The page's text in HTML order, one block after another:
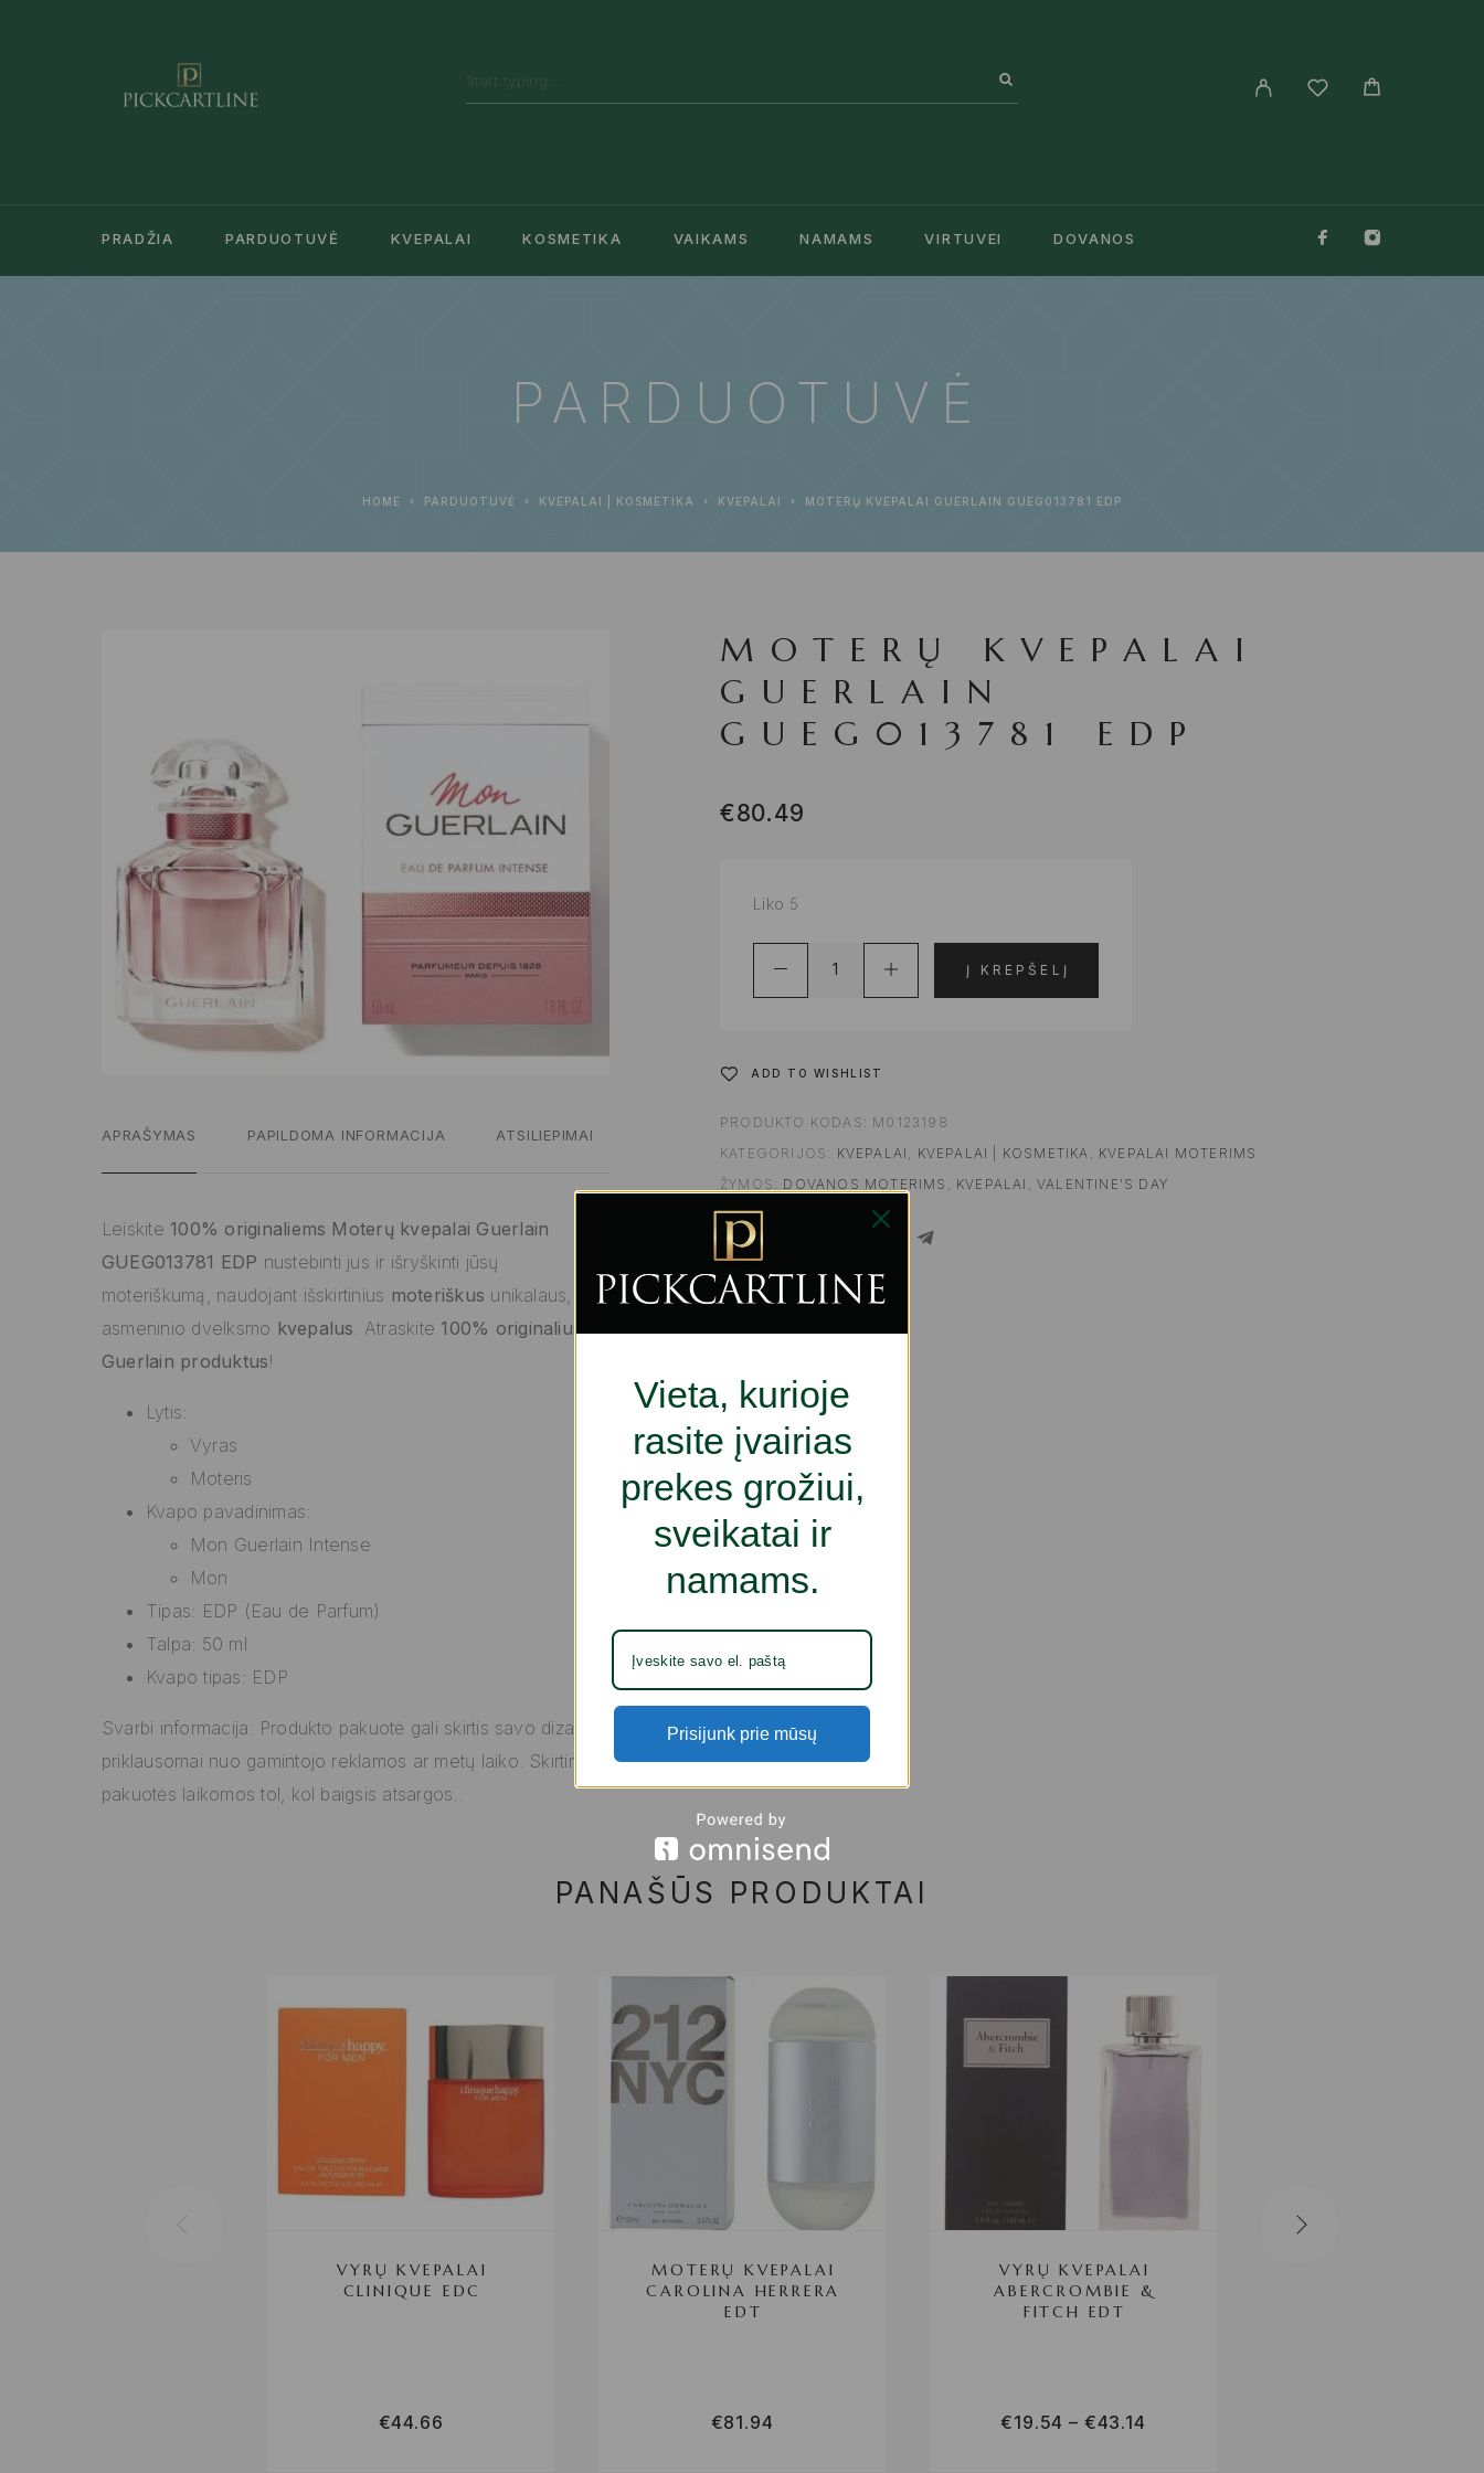
PRADŽIA PARDUOTUVĖ KVEPALAI KOSMETIKA VAIKAMS NAMAMS VIRTUVEI DOVANOS
PARDUOTUVĖ
HOME PARDUOTUVĖ KVEPALAI | KOSMETIKA KVEPALAI MOTERŲ KVEPALAI GUERLAIN GUEG013781 EDP
APRAŠYMAS PAPILDOMA INFORMACIJA ATSILIEPIMAI
Leiskite 100% originaliems Moterų kvepalai Guerlain
GUEG013781 EDP nustebinti jus ir išryškinti jūsų
moteriškumą, naudojant išskirtinius moteriškus unikalaus,
asmeninio dvelksmo kvepalus. Atraskite 100% originalius
Guerlain produktus!
Lytis:
Vyras
Moteris
Kvapo pavadinimas:
Mon Guerlain Intense
Mon
Tipas: EDP (Eau de Parfum)
Talpa: 50 ml
Kvapo tipas: EDP
Svarbi informacija: Produkto pakuotė gali skirtis savo dizainu,
priklausomai nuo gamintojo reklamos ar metų laiko. Skirtingos
pakuotės laikomos tol, kol baigsis atsargos..
MOTERŲ KVEPALAI
GUERLAIN
GUEG013781 EDP
€80.49
Liko 5
Į KREPŠELĮ
ADD TO WISHLIST
PRODUKTO KODAS: M0123198
KATEGORIJOS: KVEPALAI KVEPALAI | KOSMETIKA
KVEPALAI MOTERIMS
ŽYMOS: DOVANOS MOTERIMS KVEPALAI ,VALENTINE'S DAY
SHARE
PANAŠŪS PRODUKTAI
VYRŲ KVEPALAI
CLINIQUE EDC
€44.66
MOTERŲ KVEPALAI
CAROLINA HERRERA
EDT
€81.94
VYRŲ KVEPALAI
ABERCROMBIE &
FITCH EDT
€19.54 – €43.14
Vieta, kurioje
rasite įvairias
prekes grožiui,
sveikatai ir
namams.
Prisijunk prie mūsų